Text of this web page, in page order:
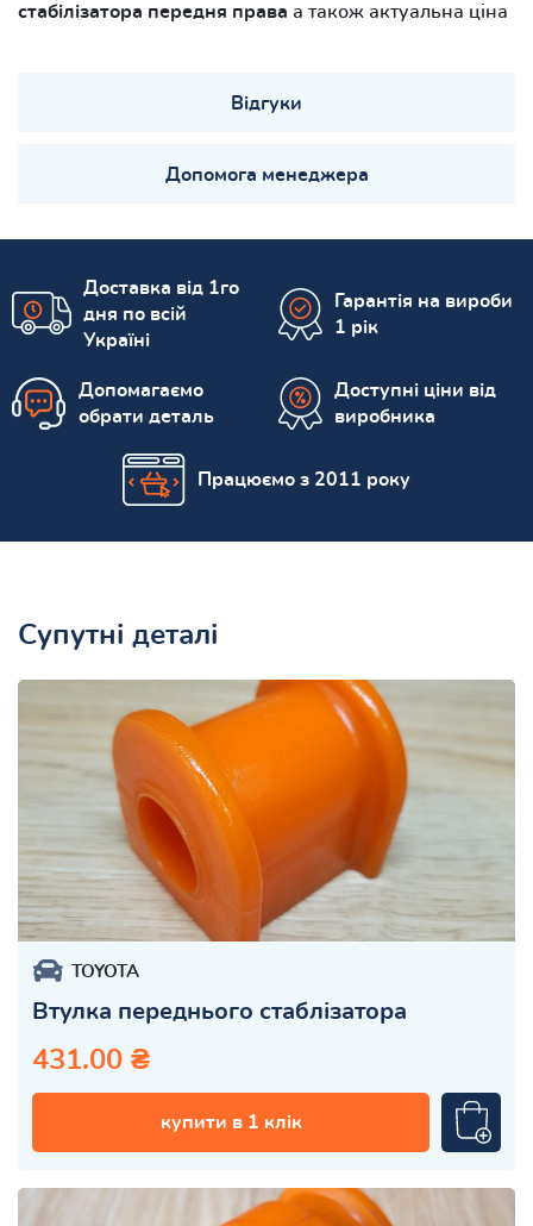
стабілізатора передня права а також актуальна ціна
Відгуки
Допомога менеджера
Доставка від 1го
дня по всій
Україні
Гарантія на вироби
1 рік
Допомагаємо
обрати деталь
Доступні ціни від
виробника
Працюємо з 2011 року
Супутні деталі
TOYOTA
Втулка переднього стаблізатора
431.00 ₴
купити в 1 клік